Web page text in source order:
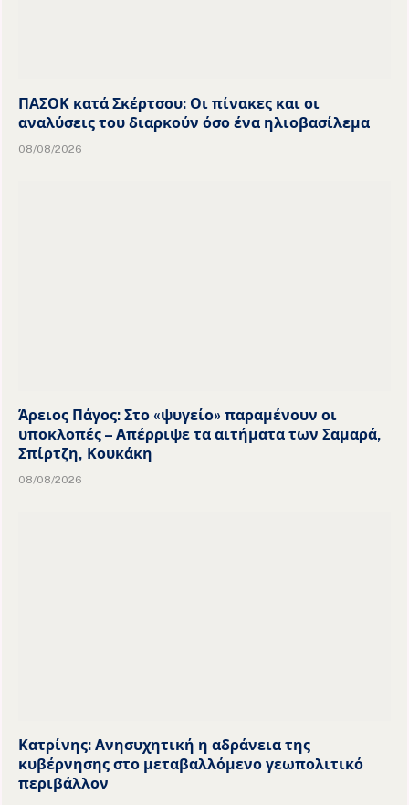
ΠΑΣΟΚ κατά Σκέρτσου: Οι πίνακες και οι
αναλύσεις του διαρκούν όσο ένα ηλιοβασίλεμα
08/08/2026
Άρειος Πάγος: Στο «ψυγείο» παραμένουν οι
υποκλοπές – Απέρριψε τα αιτήματα των Σαμαρά,
Σπίρτζη, Κουκάκη
08/08/2026
Κατρίνης: Ανησυχητική η αδράνεια της
κυβέρνησης στο μεταβαλλόμενο γεωπολιτικό
περιβάλλον